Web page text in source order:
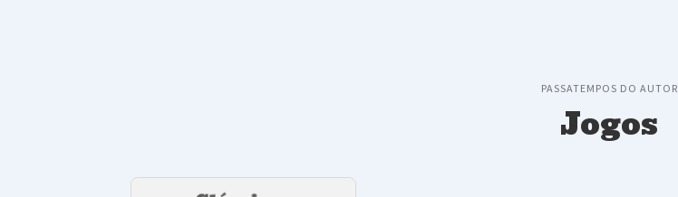
PASSATEMPOS DO AUTOR
Jogos